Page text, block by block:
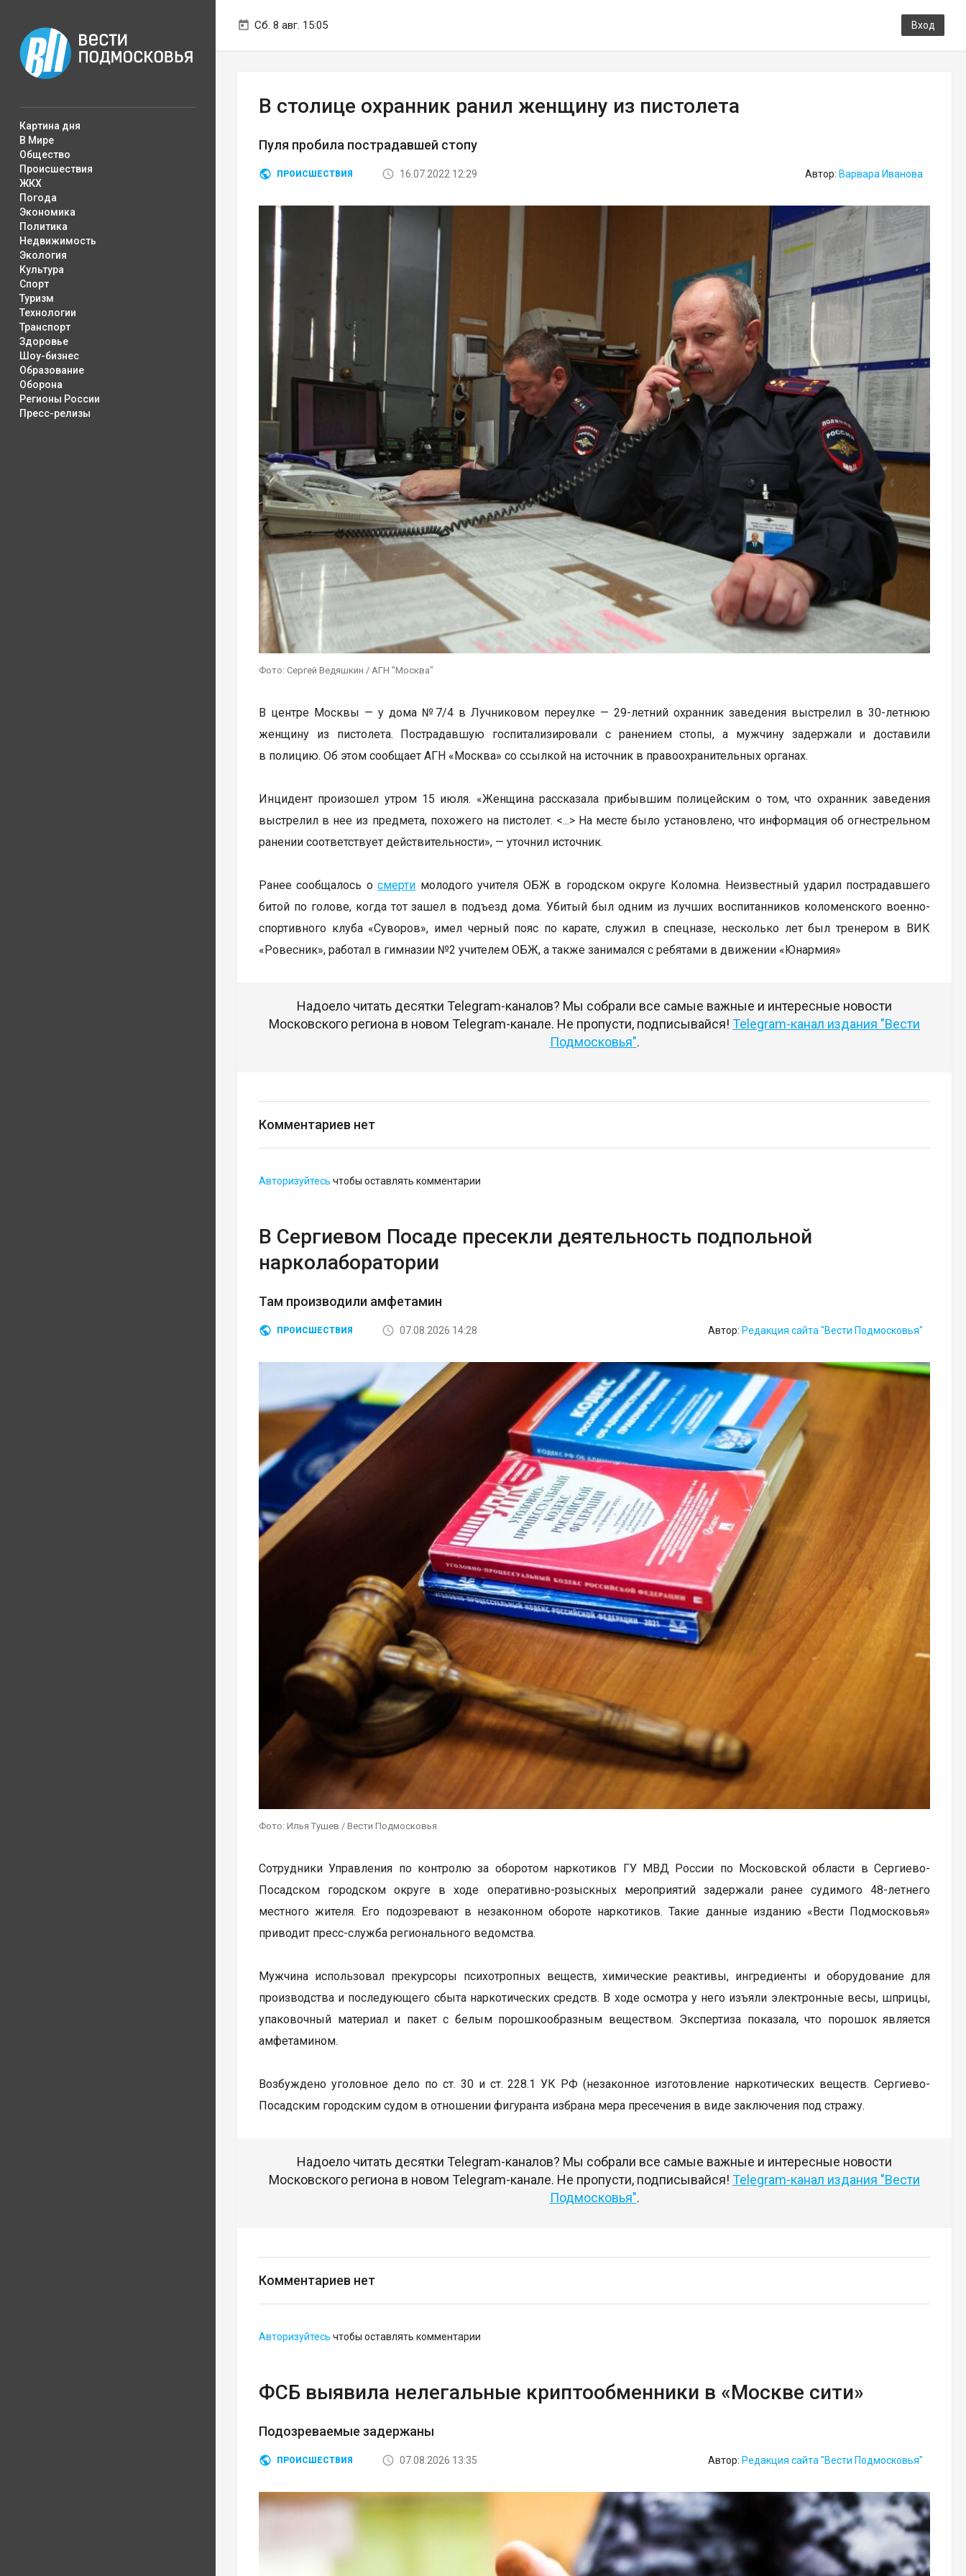
Сб. 8 авг. 15:05 Вход
Картина дня
В Мире
Общество
Происшествия
ЖКХ
Погода
Экономика
Политика
Недвижимость
Экология
Культура
Спорт
Туризм
Технологии
Транспорт
Здоровье
Шоу-бизнес
Образование
Оборона
Регионы России
Пресс-релизы
В столице охранник ранил женщину из пистолета
Пуля пробила пострадавшей стопу
ПРОИСШЕСТВИЯ 16.07.2022 12:29 Автор: Варвара Иванова
Фото: Сергей Ведяшкин / АГН "Москва"
В центре Москвы — у дома №7/4 в Лучниковом переулке — 29-летний охранник заведения выстрелил в 30-летнюю
женщину из пистолета. Пострадавшую госпитализировали с ранением стопы, а мужчину задержали и доставили
в полицию. Об этом сообщает АГН «Москва» со ссылкой на источник в правоохранительных органах.
Инцидент произошел утром 15 июля. «Женщина рассказала прибывшим полицейским о том, что охранник заведения
выстрелил в нее из предмета, похожего на пистолет. <...> На месте было установлено, что информация об огнестрельном
ранении соответствует действительности», — уточнил источник.
Ранее сообщалось осмерти молодого учителя ОБЖ в городском округе Коломна. Неизвестный ударил пострадавшего
битой по голове, когда тот зашел в подъезд дома. Убитый был одним из лучших воспитанников коломенского военно-
спортивного клуба «Суворов», имел черный пояс по карате, служил в спецназе, несколько лет был тренером в ВИК
«Ровесник», работал в гимназии №2 учителем ОБЖ, а также занимался с ребятами в движении «Юнармия»
Надоело читать десятки Telegram-каналов? Мы собрали все самые важные и интересные новости
Московского региона в новом Telegram-канале. Не пропусти, подписывайся! Telegram-канал издания "Вести
Подмосковья".
Комментариев нет
Авторизуйтесь чтобы оставлять комментарии
В Сергиевом Посаде пресекли деятельность подпольной
нарколаборатории
Там производили амфетамин
ПРОИСШЕСТВИЯ 07.08.2026 14:28 Автор: Редакция сайта "Вести Подмосковья"
Фото: Илья Тушев / Вести Подмосковья
Сотрудники Управления по контролю за оборотом наркотиков ГУ МВД России по Московской области в Сергиево-
Посадском городском округе в ходе оперативно-розыскных мероприятий задержали ранее судимого 48-летнего
местного жителя. Его подозревают в незаконном обороте наркотиков. Такие данные изданию «Вести Подмосковья»
приводит пресс-служба регионального ведомства.
Мужчина использовал прекурсоры психотропных веществ, химические реактивы, ингредиенты и оборудование для
производства и последующего сбыта наркотических средств. В ходе осмотра у него изъяли электронные весы, шприцы,
упаковочный материал и пакет с белым порошкообразным веществом. Экспертиза показала, что порошок является
амфетамином.
Возбуждено уголовное дело по ст. 30 и ст. 228.1 УК РФ (незаконное изготовление наркотических веществ. Сергиево-
Посадским городским судом в отношении фигуранта избрана мера пресечения в виде заключения под стражу.
Надоело читать десятки Telegram-каналов? Мы собрали все самые важные и интересные новости
Московского региона в новом Telegram-канале. Не пропусти, подписывайся! Telegram-канал издания "Вести
Подмосковья".
Комментариев нет
Авторизуйтесь чтобы оставлять комментарии
ФСБ выявила нелегальные криптообменники в «Москве сити»
Подозреваемые задержаны
ПРОИСШЕСТВИЯ 07.08.2026 13:35 Автор: Редакция сайта "Вести Подмосковья"